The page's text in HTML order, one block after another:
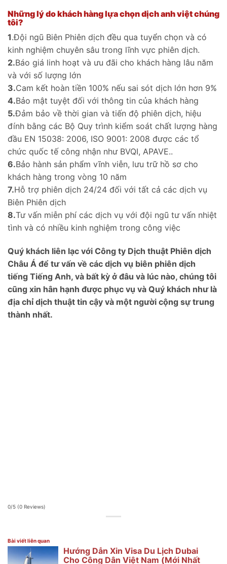
Những lý do khách hàng lựa chọn dịch anh việt chúng
tôi?
1.Đội ngũ Biên Phiên dịch đều qua tuyển chọn và có
kinh nghiệm chuyên sâu trong lĩnh vực phiên dịch.
2.Báo giá linh hoạt và ưu đãi cho khách hàng lâu năm
và với số lượng lớn
3.Cam kết hoàn tiền 100% nếu sai sót dịch lớn hơn 9%
4.Bảo mật tuyệt đối với thông tin của khách hàng
5.Đảm bảo về thời gian và tiến độ phiên dịch, hiệu
đính bằng các Bộ Quy trình kiểm soát chất lượng hàng
đầu EN 15038: 2006, ISO 9001: 2008 được các tổ
chức quốc tế công nhận như BVQI, APAVE..
6.Bảo hành sản phẩm vĩnh viễn, lưu trữ hồ sơ cho
khách hàng trong vòng 10 năm
7.Hỗ trợ phiên dịch 24/24 đối với tất cả các dịch vụ
Biên Phiên dịch
8.Tư vấn miễn phí các dịch vụ với đội ngũ tư vấn nhiệt
tình và có nhiều kinh nghiệm trong công việc
Quý khách liên lạc với Công ty Dịch thuật Phiên dịch
Châu Á để tư vấn về các dịch vụ biên phiên dịch
tiếng Tiếng Anh, và bất kỳ ở đâu và lúc nào, chúng tôi
cũng xin hân hạnh được phục vụ và Quý khách như là
địa chỉ dịch thuật tin cậy và một người cộng sự trung
thành nhất.
0/5 (0 Reviews)
Bài viết liên quan
Hướng Dẫn Xin Visa Du Lịch Dubai
Cho Công Dân Việt Nam (Mới Nhất